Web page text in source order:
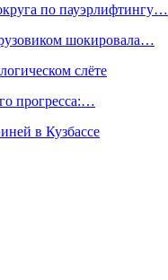
по пауэрлифтингу…
шокировала…
слёте
прогресса:…
в Кузбассе